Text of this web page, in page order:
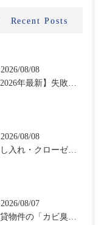
Recent Posts
2026/08/08
【2026年最新】失敗しないカビ取り業者の選び方！ハウスクリーニングと専門業者の決定的な違いとは？
2026/08/08
押し入れ・クローゼットのカビ対策｜衣類と布団を守る収納のコツをプロが解説
2026/08/07
賃貸物件の「カビ臭い部屋」で空室率が高まる！原状回復コストを抑える不動産向けカビ対策